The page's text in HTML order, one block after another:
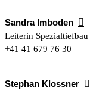
Sandra Imboden 
Leiterin Spezialtiefbau
+41 41 679 76 30
Stephan Klossner 